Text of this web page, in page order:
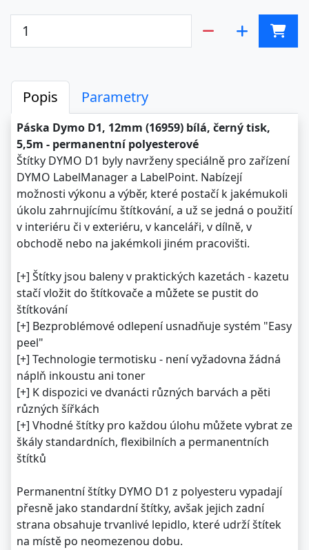
Popis Parametry
Páska Dymo D1, 12mm (16959) bílá, černý tisk,
5,5m - permanentní polyesterové
Štítky DYMO D1 byly navrženy speciálně pro zařízení
DYMO LabelManager a LabelPoint. Nabízejí
možnosti výkonu a výběr, které postačí k jakémukoli
úkolu zahrnujícímu štítkování, a už se jedná o použití
v interiéru či v exteriéru, v kanceláři, v dílně, v
obchodě nebo na jakémkoli jiném pracovišti.
[+] Štítky jsou baleny v praktických kazetách - kazetu
stačí vložit do štítkovače a můžete se pustit do
štítkování
[+] Bezproblémové odlepení usnadňuje systém "Easy
peel"
[+] Technologie termotisku - není vyžadovna žádná
náplň inkoustu ani toner
[+] K dispozici ve dvanácti různých barvách a pěti
různých šířkách
[+] Vhodné štítky pro každou úlohu můžete vybrat ze
škály standardních, flexibilních a permanentních
štítků
Permanentní štítky DYMO D1 z polyesteru vypadají
přesně jako standardní štítky, avšak jejich zadní
strana obsahuje trvanlivé lepidlo, které udrží štítek
na místě po neomezenou dobu.